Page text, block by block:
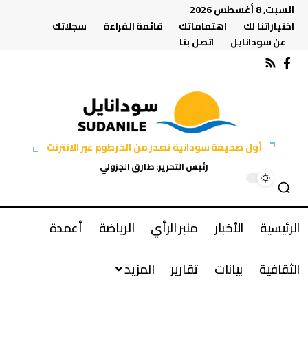
السبت, 8 أغسطس 2026
اختياراتنا لك
اهتماماتك قائمة القراءة
سجلاتك
عن سودانايل
اتصل بنا
أول صحيفة سودانية تصدر من الخرطوم عبر الانترنت
رئيس التحرير: طارق الجزولي
الرئيسية الأخبار منبر الرأي الرياضة
أعمدة
الثقافية
بيانات تقارير المزيد